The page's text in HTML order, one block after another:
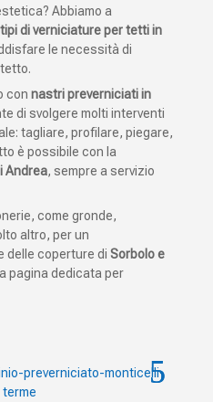
Abbiamo a
di verniciature per tetti in
le necessità di
con nastri preverniciati in
di svolgere molti interventi
tagliare, profilare, piegare,
è possibile con la
Andrea, sempre a servizio
come gronde,
altro, per un
delle coperture di Sorbolo e
pagina dedicata per